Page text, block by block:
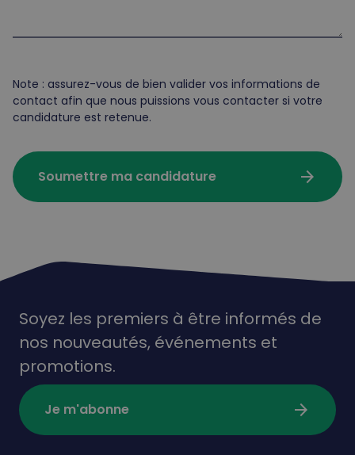
Note : assurez-vous de bien valider vos informations de
contact afin que nous puissions vous contacter si votre
candidature est retenue.
Soumettre ma candidature arrow_forward
Soyez les premiers à être informés de
nos nouveautés, événements et
promotions.
Je m'abonne arrow_forward